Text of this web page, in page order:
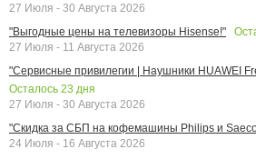
27 Июля - 30 Августа 2026
"Выгодные цены на телевизоры Hisense!"
27 Июля - 11 Августа 2026
"Сервисные привилегии | Наушники HUAWEI
Осталось 23 дня
27 Июля - 30 Августа 2026
"Скидка за СБП на кофемашины Philips и
24 Июля - 16 Августа 2026